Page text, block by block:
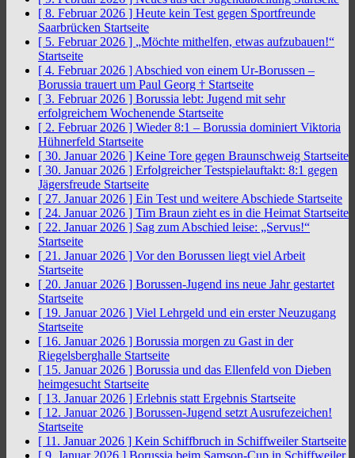
[ 8. Februar 2026 ] Heute kein Test gegen Sportfreunde
Saarbrücken Startseite
[ 5. Februar 2026 ] „Möchte mithelfen, etwas aufzubauen!“
Startseite
[ 4. Februar 2026 ] Abschied von einem Ur-Borussen –
Borussia trauert um Paul Georg † Startseite
[ 3. Februar 2026 ] Borussia lebt: Jugend mit sehr
erfolgreichem Wochenende Startseite
[ 2. Februar 2026 ] Wieder 8:1 – Borussia dominiert Viktoria
Hühnerfeld Startseite
[ 30. Januar 2026 ] Keine Tore gegen Braunschweig Startseite
[ 30. Januar 2026 ] Erfolgreicher Testspielauftakt: 8:1 gegen
Jägersfreude Startseite
[ 27. Januar 2026 ] Ein Test und weitere Abschiede Startseite
[ 24. Januar 2026 ] Tim Braun zieht es in die Heimat Startseite
[ 22. Januar 2026 ] Sag zum Abschied leise: „Servus!“
Startseite
[ 21. Januar 2026 ] Vor den Borussen liegt viel Arbeit
Startseite
[ 20. Januar 2026 ] Borussen-Jugend ins neue Jahr gestartet
Startseite
[ 19. Januar 2026 ] Viel Lehrgeld und ein erster Neuzugang
Startseite
[ 16. Januar 2026 ] Borussia morgen zu Gast in der
Riegelsberghalle Startseite
[ 15. Januar 2026 ] Borussia und das Ellenfeld von Dieben
heimgesucht Startseite
[ 13. Januar 2026 ] Erlebnis statt Ergebnis Startseite
[ 12. Januar 2026 ] Borussen-Jugend setzt Ausrufezeichen!
Startseite
[ 11. Januar 2026 ] Kein Schiffbruch in Schiffweiler Startseite
[ 9. Januar 2026 ] Borussia beim Samson-Cup in Schiffweiler